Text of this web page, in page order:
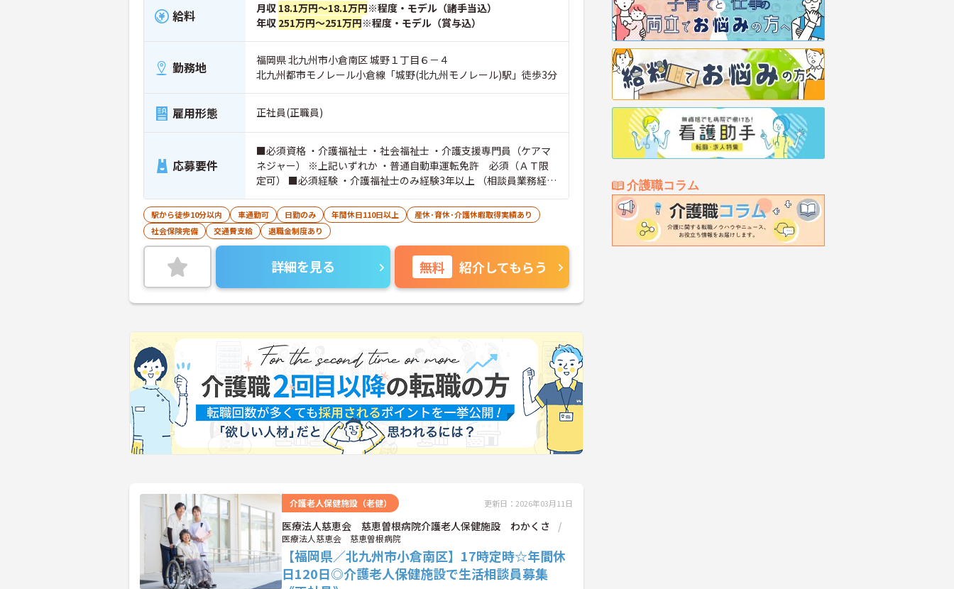
介護職コラム
給料 月収 18.1万円～18.1万円※程度・モデル（諸手当込）
年収 251万円～251万円※程度・モデル（賞与込）
勤務地
福岡県 北九州市小倉南区 城野１丁目６－４
北九州都市モノレール小倉線「城野(北九州モノレール)駅」徒歩3分
雇用形態 正社員(正職員)
応募要件
■必須資格 ・介護福祉士 ・社会福祉士 ・介護支援専門員（ケアマ
ネジャー） ※上記いずれか ・普通自動車運転免許 必須（ＡＴ限
定可） ■必須経験 ・介護福祉士のみ経験3年以上 （相談員業務経験
あれば尚可）
駅から徒歩10分以内 車通勤可 日勤のみ 年間休日110日以上
産休･育休･介護休暇取得実績あり
社会保険完備
交通費支給 退職金制度あり
詳細を見る 無料 紹介してもらう
介護老人保健施設（老健） 更新日：2026年03月11日
医療法人慈恵会 慈恵曽根病院介護老人保健施設 わかくさ
医療法人慈恵会 慈恵曽根病院
【福岡県／北九州市小倉南区】17時定時☆年間休
日120日◎介護老人保健施設で生活相談員募集